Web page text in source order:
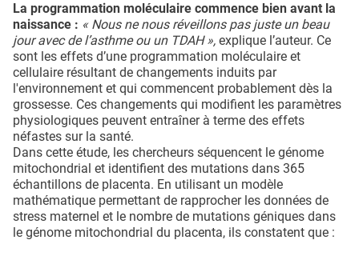
La programmation moléculaire commence bien avant la
naissance : « Nous ne nous réveillons pas juste un beau
jour avec de l’asthme ou un TDAH », explique l’auteur. Ce
sont les effets d’une programmation moléculaire et
cellulaire résultant de changements induits par
l'environnement et qui commencent probablement dès la
grossesse. Ces changements qui modifient les paramètres
physiologiques peuvent entraîner à terme des effets
néfastes sur la santé.
Dans cette étude, les chercheurs séquencent le génome
mitochondrial et identifient des mutations dans 365
échantillons de placenta. En utilisant un modèle
mathématique permettant de rapprocher les données de
stress maternel et le nombre de mutations géniques dans
le génome mitochondrial du placenta, ils constatent que :